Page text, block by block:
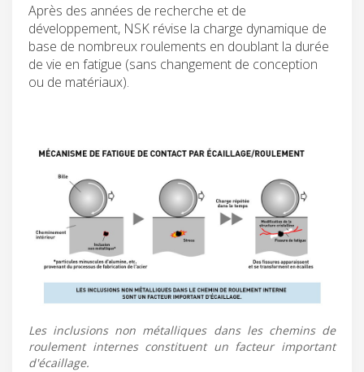
Après des années de recherche et de
développement, NSK révise la charge dynamique de
base de nombreux roulements en doublant la durée
de vie en fatigue (sans changement de conception
ou de matériaux).
Les inclusions non métalliques dans les chemins de
roulement internes constituent un facteur important
d'écaillage.